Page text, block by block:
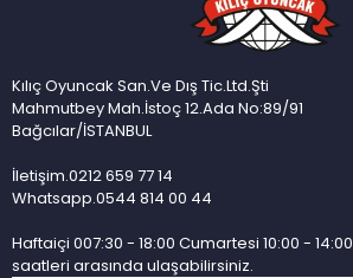
Kılıç Oyuncak San.Ve Dış Tic.Ltd.Şti
Mahmutbey Mah.İstoç 12.Ada No:89/91
Bağcılar/İSTANBUL
İletişim.0212 659 77 14
Whatsapp.0544 814 00 44
Haftaiçi 007:30 - 18:00 Cumartesi 10:00 - 14:00
saatleri arasında ulaşabilirsiniz.